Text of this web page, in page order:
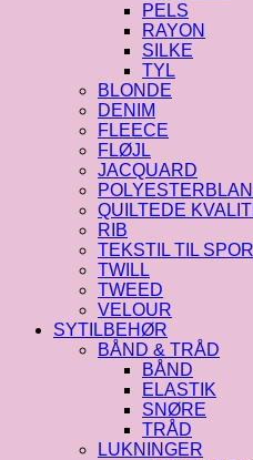
PELS
RAYON
SILKE
TYL
BLONDE
DENIM
FLEECE
FLØJL
JACQUARD
QUILTEDE
RIB
TEKSTIL TIL
TWILL
TWEED
VELOUR
SYTILBEHØR
BÅND & TRÅD
BÅND
ELASTIK
SNØRE
TRÅD
LUKNINGER